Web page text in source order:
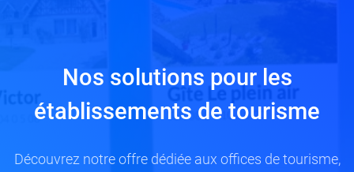
Nos solutions pour les
établissements de tourisme
Découvrez notre offre dédiée aux offices de tourisme,